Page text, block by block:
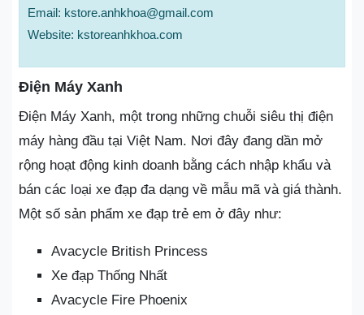
Email: kstore.anhkhoa@gmail.com
Website: kstoreanhkhoa.com
Điện Máy Xanh
Điện Máy Xanh, một trong những chuỗi siêu thị điện
máy hàng đầu tại Việt Nam. Nơi đây đang dần mở
rộng hoạt động kinh doanh bằng cách nhập khẩu và
bán các loại xe đạp đa dạng về mẫu mã và giá thành.
Một số sản phẩm xe đạp trẻ em ở đây như:
Avacycle British Princess
Xe đạp Thống Nhất
Avacycle Fire Phoenix